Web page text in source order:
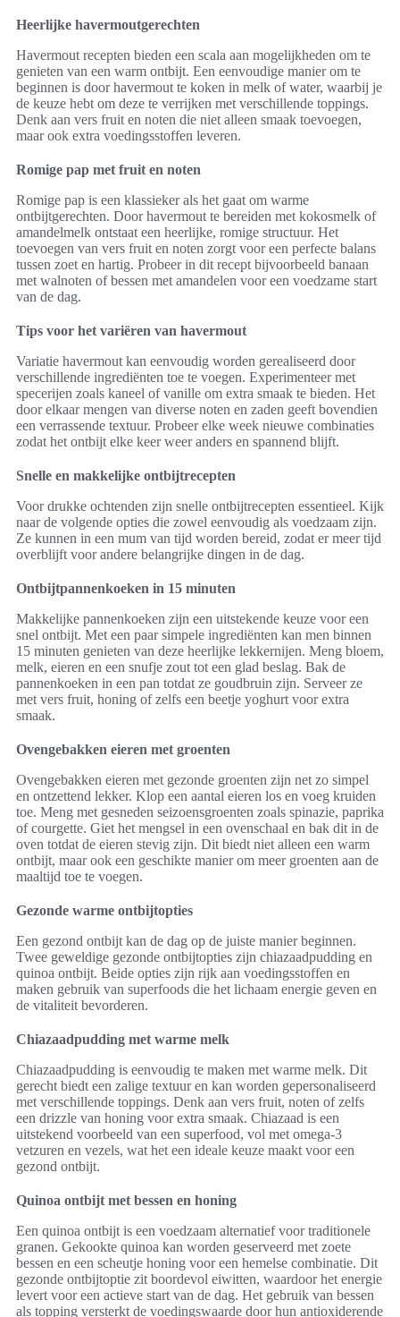
Heerlijke havermoutgerechten
Havermout recepten bieden een scala aan mogelijkheden om te
genieten van een warm ontbijt. Een eenvoudige manier om te
beginnen is door havermout te koken in melk of water, waarbij je
de keuze hebt om deze te verrijken met verschillende toppings.
Denk aan vers fruit en noten die niet alleen smaak toevoegen,
maar ook extra voedingsstoffen leveren.
Romige pap met fruit en noten
Romige pap is een klassieker als het gaat om warme
ontbijtgerechten. Door havermout te bereiden met kokosmelk of
amandelmelk ontstaat een heerlijke, romige structuur. Het
toevoegen van vers fruit en noten zorgt voor een perfecte balans
tussen zoet en hartig. Probeer in dit recept bijvoorbeeld banaan
met walnoten of bessen met amandelen voor een voedzame start
van de dag.
Tips voor het variëren van havermout
Variatie havermout kan eenvoudig worden gerealiseerd door
verschillende ingrediënten toe te voegen. Experimenteer met
specerijen zoals kaneel of vanille om extra smaak te bieden. Het
door elkaar mengen van diverse noten en zaden geeft bovendien
een verrassende textuur. Probeer elke week nieuwe combinaties
zodat het ontbijt elke keer weer anders en spannend blijft.
Snelle en makkelijke ontbijtrecepten
Voor drukke ochtenden zijn snelle ontbijtrecepten essentieel. Kijk
naar de volgende opties die zowel eenvoudig als voedzaam zijn.
Ze kunnen in een mum van tijd worden bereid, zodat er meer tijd
overblijft voor andere belangrijke dingen in de dag.
Ontbijtpannenkoeken in 15 minuten
Makkelijke pannenkoeken zijn een uitstekende keuze voor een
snel ontbijt. Met een paar simpele ingrediënten kan men binnen
15 minuten genieten van deze heerlijke lekkernijen. Meng bloem,
melk, eieren en een snufje zout tot een glad beslag. Bak de
pannenkoeken in een pan totdat ze goudbruin zijn. Serveer ze
met vers fruit, honing of zelfs een beetje yoghurt voor extra
smaak.
Ovengebakken eieren met groenten
Ovengebakken eieren met gezonde groenten zijn net zo simpel
en ontzettend lekker. Klop een aantal eieren los en voeg kruiden
toe. Meng met gesneden seizoensgroenten zoals spinazie, paprika
of courgette. Giet het mengsel in een ovenschaal en bak dit in de
oven totdat de eieren stevig zijn. Dit biedt niet alleen een warm
ontbijt, maar ook een geschikte manier om meer groenten aan de
maaltijd toe te voegen.
Gezonde warme ontbijtopties
Een gezond ontbijt kan de dag op de juiste manier beginnen.
Twee geweldige gezonde ontbijtopties zijn chiazaadpudding en
quinoa ontbijt. Beide opties zijn rijk aan voedingsstoffen en
maken gebruik van superfoods die het lichaam energie geven en
de vitaliteit bevorderen.
Chiazaadpudding met warme melk
Chiazaadpudding is eenvoudig te maken met warme melk. Dit
gerecht biedt een zalige textuur en kan worden gepersonaliseerd
met verschillende toppings. Denk aan vers fruit, noten of zelfs
een drizzle van honing voor extra smaak. Chiazaad is een
uitstekend voorbeeld van een superfood, vol met omega-3
vetzuren en vezels, wat het een ideale keuze maakt voor een
gezond ontbijt.
Quinoa ontbijt met bessen en honing
Een quinoa ontbijt is een voedzaam alternatief voor traditionele
granen. Gekookte quinoa kan worden geserveerd met zoete
bessen en een scheutje honing voor een hemelse combinatie. Dit
gezonde ontbijtoptie zit boordevol eiwitten, waardoor het energie
levert voor een actieve start van de dag. Het gebruik van bessen
als topping versterkt de voedingswaarde door hun antioxiderende